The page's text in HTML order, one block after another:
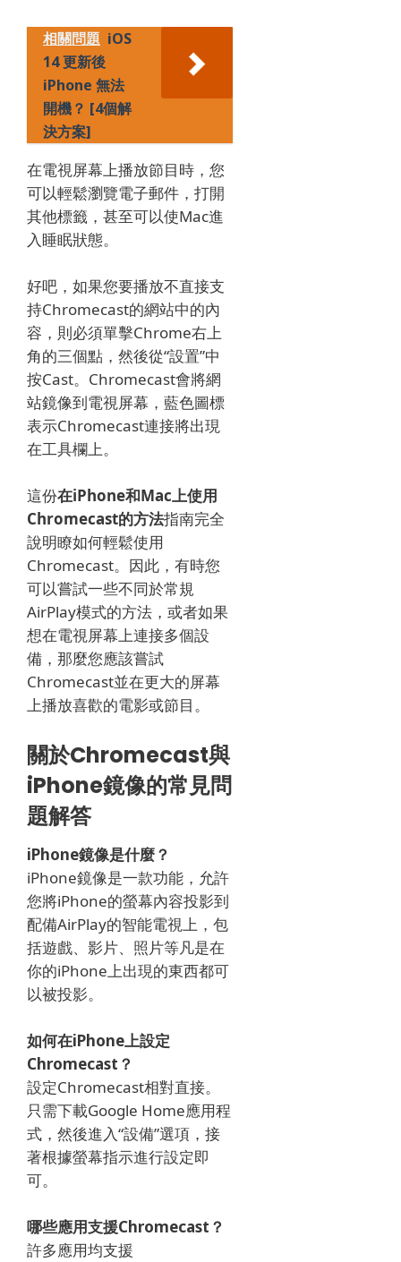
相關問題 iOS
14 更新後
iPhone 無法
開機？ [4個解
決方案]
在電視屏幕上播放節目時，您
可以輕鬆瀏覽電子郵件，打開
其他標籤，甚至可以使Mac進
入睡眠狀態。
好吧，如果您要播放不直接支
持Chromecast的網站中的內
容，則必須單擊Chrome右上
角的三個點，然後從“設置”中
按Cast。 Chromecast會將網
站鏡像到電視屏幕，藍色圖標
表示Chromecast連接將出現
在工具欄上。
這份在iPhone和Mac上使用
Chromecast的方法指南完全
說明瞭如何輕鬆使用
Chromecast。 因此，有時您
可以嘗試一些不同於常規
AirPlay模式的方法，或者如果
想在電視屏幕上連接多個設
備，那麼您應該嘗試
Chromecast並在更大的屏幕
上播放喜歡的電影或節目。
關於Chromecast與
iPhone鏡像的常見問
題解答
iPhone鏡像是什麼？
iPhone鏡像是一款功能，允許
您將iPhone的螢幕內容投影到
配備AirPlay的智能電視上，包
括遊戲、影片、照片等凡是在
你的iPhone上出現的東西都可
以被投影。
如何在iPhone上設定
Chromecast？
設定Chromecast相對直接。
只需下載Google Home應用程
式，然後進入“設備”選項，接
著根據螢幕指示進行設定即
可。
哪些應用支援Chromecast？
許多應用均支援